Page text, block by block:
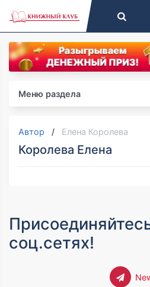
Меню раздела
Автор Елена Королева
Королева Елена
соц.сетях!